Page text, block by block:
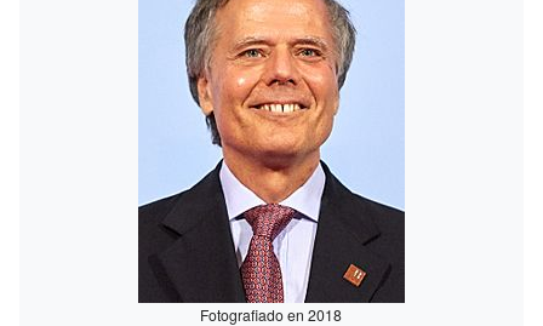
Fotografiado en 2018